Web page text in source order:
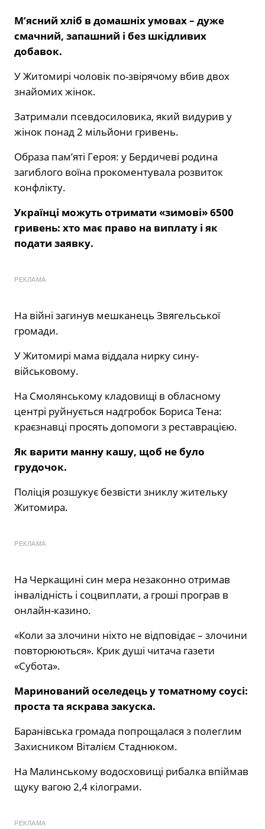
М’ясний хліб в домашніх умовах – дуже
смачний, запашний і без шкідливих
добавок.
У Житомирі чоловік по-звірячому вбив двох
знайомих жінок.
Затримали псевдосиловика, який видурив у
жінок понад 2 мільйони гривень.
Образа пам’яті Героя: у Бердичеві родина
загиблого воїна прокоментувала розвиток
конфлікту.
Українці можуть отримати «зимові» 6500
гривень: хто має право на виплату і як
подати заявку.
РЕКЛАМА
На війні загинув мешканець Звягельської
громади.
У Житомирі мама віддала нирку сину-
військовому.
На Смолянському кладовищі в обласному
центрі руйнується надгробок Бориса Тена:
краєзнавці просять допомоги з реставрацією.
Як варити манну кашу, щоб не було
грудочок.
Поліція розшукує безвісти зниклу жительку
Житомира.
РЕКЛАМА
На Черкащині син мера незаконно отримав
інвалідність і соцвиплати, а гроші програв в
онлайн-казино.
«Коли за злочини ніхто не відповідає – злочини
повторюються». Крик душі читача газети
«Субота».
Маринований оселедець у томатному соусі:
проста та яскрава закуска.
Баранівська громада попрощалася з полеглим
Захисником Віталієм Стаднюком.
На Малинському водосховищі рибалка впіймав
щуку вагою 2,4 кілограми.
РЕКЛАМА